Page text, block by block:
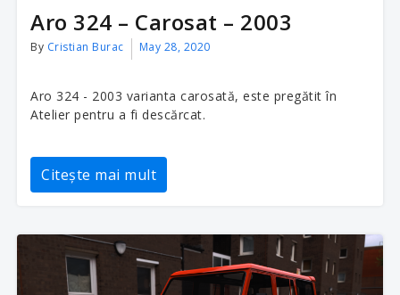
Aro 324 – Carosat – 2003
By Cristian Burac May 28, 2020
Aro 324 - 2003 varianta carosată, este pregătit în
Atelier pentru a fi descărcat.
Citește mai mult